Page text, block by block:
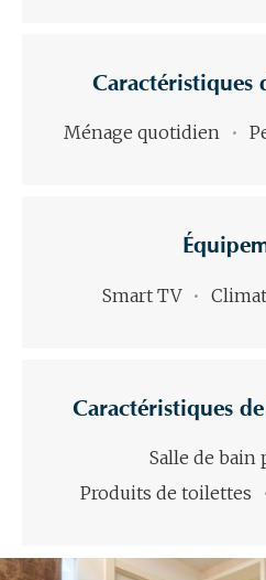
Caractéristiques
Ménage quotidien
Smart TV
Caractéristiques
Salle de bain
Produits de toilettes